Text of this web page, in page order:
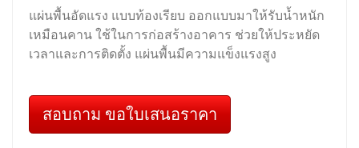
แผ่นพื้นอัดแรง แบบท้องเรียบ ออกแบบมาให้รับน้ำหนัก
เหมือนคาน ใช้ในการก่อสร้างอาคาร ช่วยให้ประหยัด
เวลาและการติดตั้ง แผ่นพื้นมีความแข็งแรงสูง
สอบถาม ขอใบเสนอราคา